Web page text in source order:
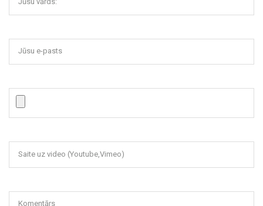
Jūsu e-pasts
Saite uz video (Youtube,Vimeo)
Komentārs